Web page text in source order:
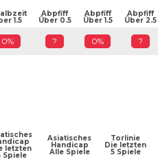
1.5
Abpfiff
Über 0.5
Abpfiff
Über 1.5
Abpfiff
Über 2.5
0% ? 0% ?
letzten
Spiele
Asiatisches
Handicap
Alle Spiele
Torlinie
Die letzten
5 Spiele